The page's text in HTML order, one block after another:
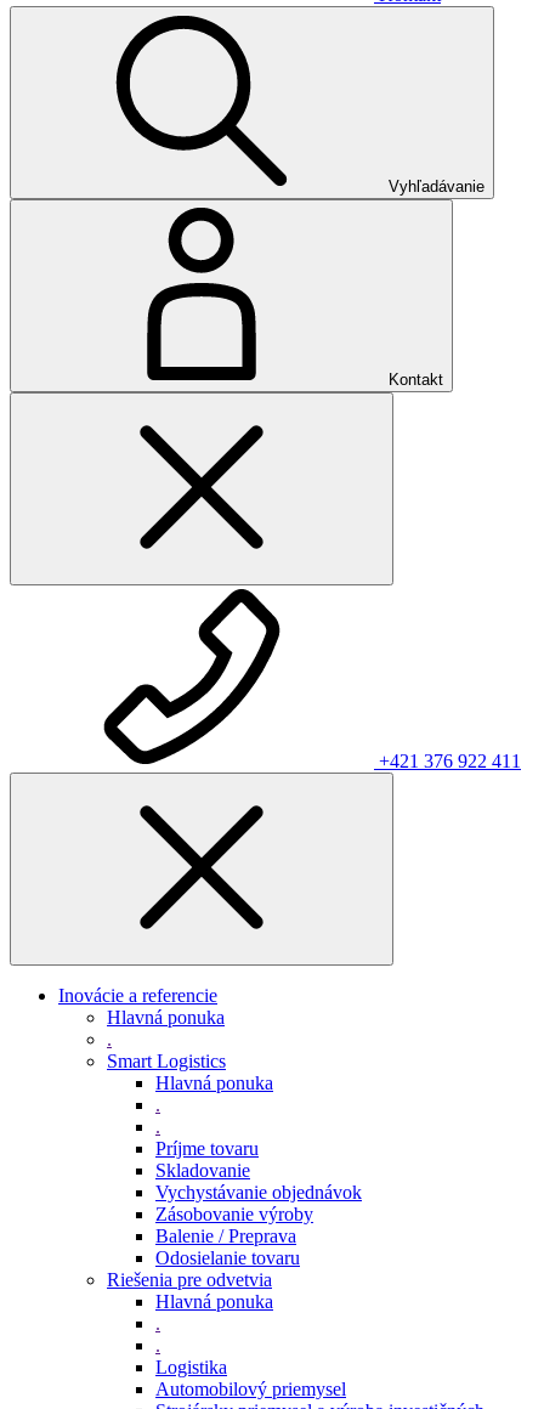
Vyhľadávanie
Kontakt
+421 376 922 411
Inovácie a referencie
Hlavná ponuka
.
Smart Logistics
Hlavná ponuka
.
.
Príjme tovaru
Skladovanie
Vychystávanie objednávok
Zásobovanie výroby
Balenie / Preprava
Odosielanie tovaru
Riešenia pre odvetvia
Hlavná ponuka
.
.
Logistika
Automobilový priemysel